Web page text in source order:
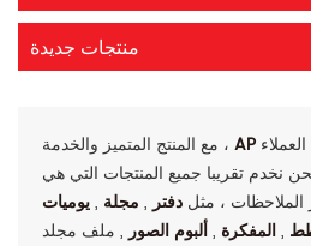
منتجات جديدة
مع المنتج المتميز والخدمة ، AP
نخدم تقريبا جميع المنتجات التي هي
، مثل دفتر, مجلة ,يوميات
,المفكرة ,ألبوم الصور